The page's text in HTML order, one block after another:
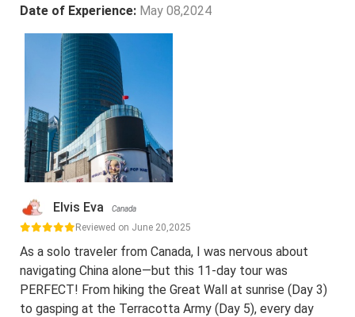
Date of Experience: May 08,2024
Elvis Eva Canada
Reviewed on June 20,2025
As a solo traveler from Canada, I was nervous about
navigating China alone—but this 11-day tour was
PERFECT! From hiking the Great Wall at sunrise (Day 3)
to gasping at the Terracotta Army (Day 5), every day